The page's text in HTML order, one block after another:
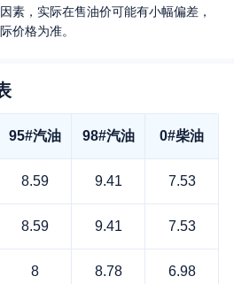
素，实际在售油价可能有小幅偏差，
价格为准。
95#汽油 98#汽油 0#柴油
8.59 9.41 7.53
8.59 9.41 7.53
8 8.78 6.98